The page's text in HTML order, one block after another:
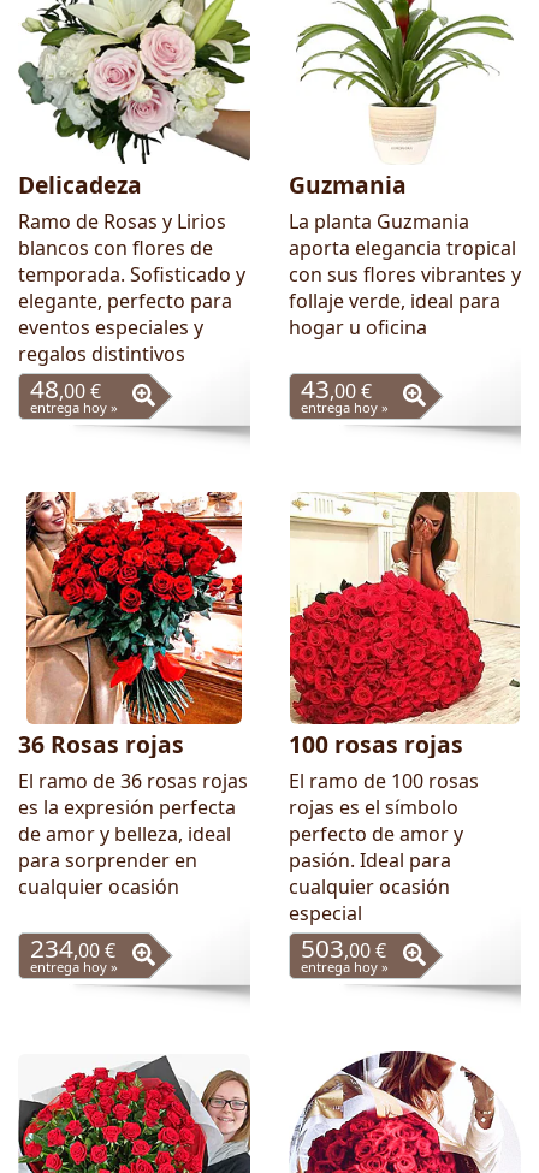
Delicadeza
Ramo de Rosas y Lirios
blancos con flores de
temporada. Sofisticado y
elegante, perfecto para
eventos especiales y
regalos distintivos
48,00 €
entrega hoy »
Guzmania
La planta Guzmania
aporta elegancia tropical
con sus flores vibrantes y
follaje verde, ideal para
hogar u oficina
43,00 €
entrega hoy »
36 Rosas rojas
El ramo de 36 rosas rojas
es la expresión perfecta
de amor y belleza, ideal
para sorprender en
cualquier ocasión
234,00 €
entrega hoy »
100 rosas rojas
El ramo de 100 rosas
rojas es el símbolo
perfecto de amor y
pasión. Ideal para
cualquier ocasión
especial
503,00 €
entrega hoy »